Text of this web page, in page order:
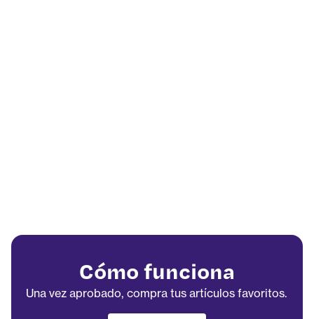
Cómo funciona
Una vez aprobado, compra tus artículos favoritos.